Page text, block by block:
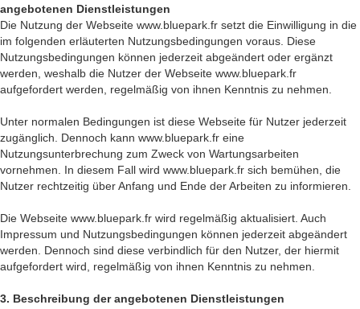
angebotenen Dienstleistungen
Die Nutzung der Webseite www.bluepark.fr setzt die Einwilligung in die
im folgenden erläuterten Nutzungsbedingungen voraus. Diese
Nutzungsbedingungen können jederzeit abgeändert oder ergänzt
werden, weshalb die Nutzer der Webseite www.bluepark.fr
aufgefordert werden, regelmäßig von ihnen Kenntnis zu nehmen.
Unter normalen Bedingungen ist diese Webseite für Nutzer jederzeit
zugänglich. Dennoch kann www.bluepark.fr eine
Nutzungsunterbrechung zum Zweck von Wartungsarbeiten
vornehmen. In diesem Fall wird www.bluepark.fr sich bemühen, die
Nutzer rechtzeitig über Anfang und Ende der Arbeiten zu informieren.
Die Webseite www.bluepark.fr wird regelmäßig aktualisiert. Auch
Impressum und Nutzungsbedingungen können jederzeit abgeändert
werden. Dennoch sind diese verbindlich für den Nutzer, der hiermit
aufgefordert wird, regelmäßig von ihnen Kenntnis zu nehmen.
3. Beschreibung der angebotenen Dienstleistungen